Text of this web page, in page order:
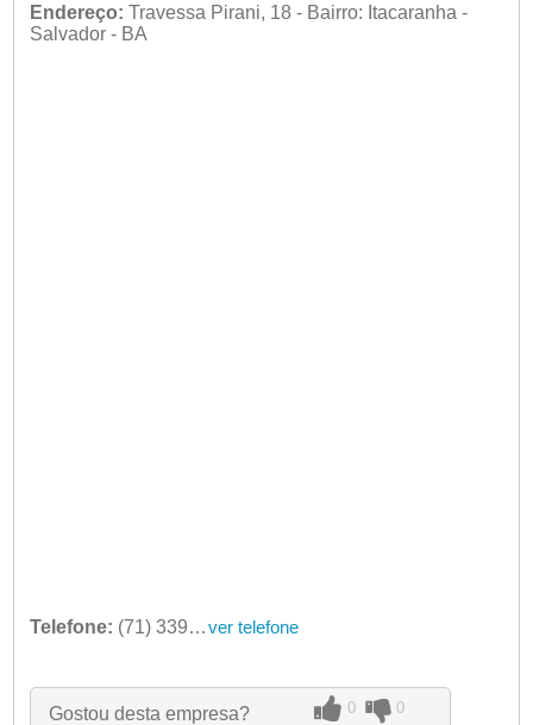
Endereço: Travessa Pirani, 18 - Bairro: Itacaranha -
Salvador - BA
Telefone: (71) 3398-0481 ver telefone
Gostou desta empresa? 0 0